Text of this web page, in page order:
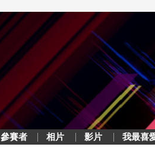
參賽者 相片 影片 我最喜